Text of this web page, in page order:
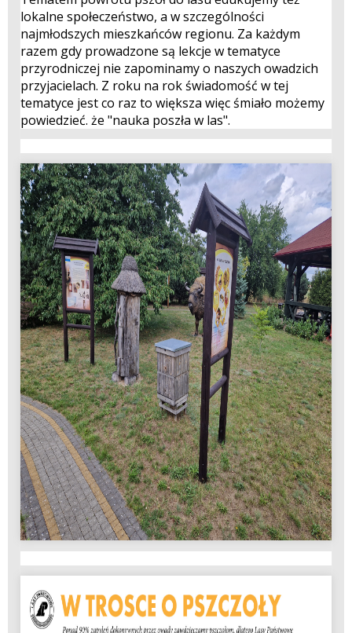
lokalne społeczeństwo, a w szczególności
najmłodszych mieszkańców regionu. Za każdym
razem gdy prowadzone są lekcje w tematyce
przyrodniczej nie zapominamy o naszych owadzich
przyjacielach. Z roku na rok świadomość w tej
tematyce jest co raz to większa więc śmiało możemy
powiedzieć. że "nauka poszła w las".